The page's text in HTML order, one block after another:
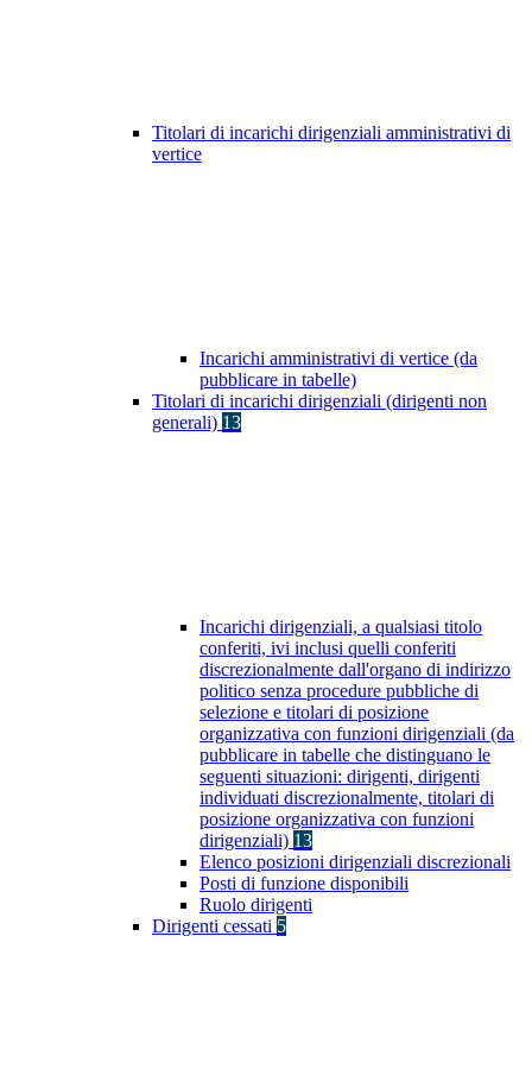
Titolari di incarichi dirigenziali amministrativi di
vertice
Incarichi amministrativi di vertice (da
pubblicare in tabelle)
Titolari di incarichi dirigenziali (dirigenti non
generali) 13
Incarichi dirigenziali, a qualsiasi titolo
conferiti, ivi inclusi quelli conferiti
discrezionalmente dall'organo di indirizzo
politico senza procedure pubbliche di
selezione e titolari di posizione
organizzativa con funzioni dirigenziali (da
pubblicare in tabelle che distinguano le
seguenti situazioni: dirigenti, dirigenti
individuati discrezionalmente, titolari di
posizione organizzativa con funzioni
dirigenziali) 13
Elenco posizioni dirigenziali discrezionali
Posti di funzione disponibili
Ruolo dirigenti
Dirigenti cessati 5